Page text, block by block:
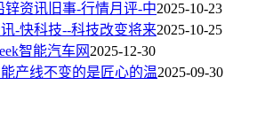
锌资讯旧事-行情月评-中2025-10-23
-快科技--科技改变将来2025-10-25
智能汽车网2025-12-30
产线不变的是匠心的温2025-09-30